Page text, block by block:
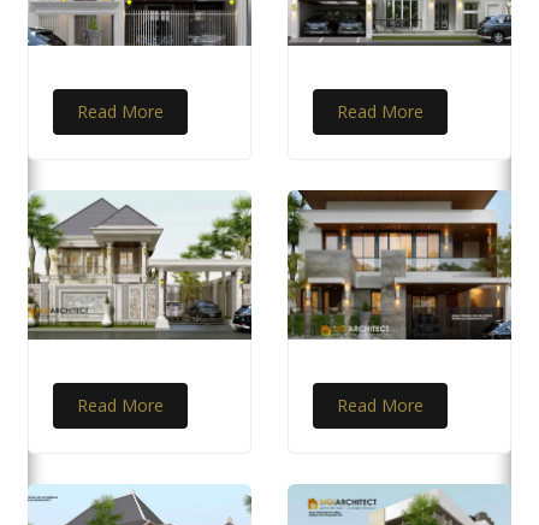
Read More Read More
Read More Read More